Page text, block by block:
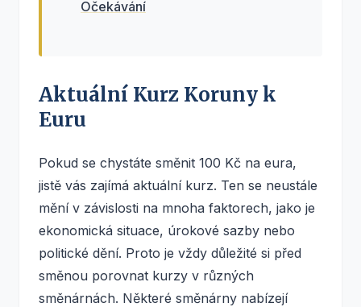
Očekávání
Aktuální Kurz Koruny k
Euru
Pokud se chystáte směnit 100 Kč na eura,
jistě vás zajímá aktuální kurz. Ten se neustále
mění v závislosti na mnoha faktorech, jako je
ekonomická situace, úrokové sazby nebo
politické dění. Proto je vždy důležité si před
směnou porovnat kurzy v různých
směnárnách. Některé směnárny nabízejí